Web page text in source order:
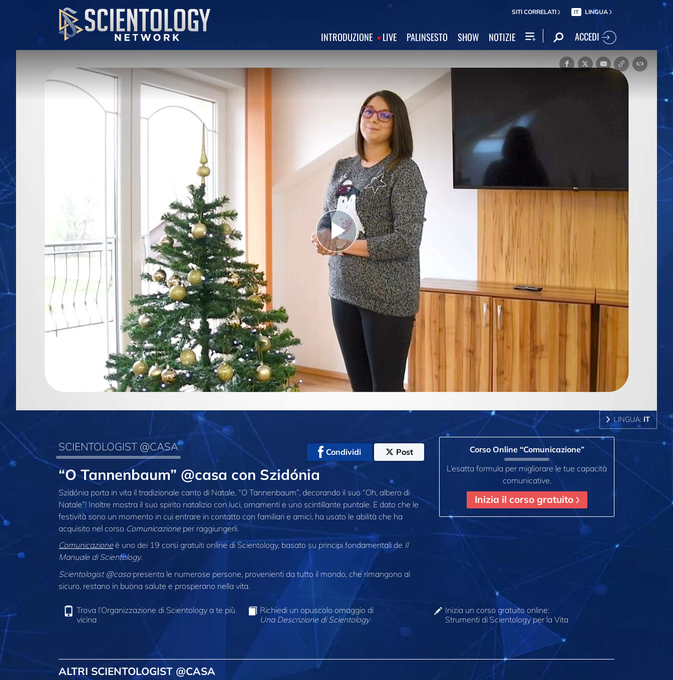
SITI CORRELATI IT LINGUA
INTRODUZIONE LIVE PALINSESTO SHOW NOTIZIE ACCEDI
Play
Video
LINGUA: IT
SCIENTOLOGIST @CASA Condividi Post
“O Tannenbaum” @casa con Szidónia
Szidónia porta in vita il tradizionale canto di Natale, “O Tannenbaum”, decorando il suo “Oh, albero di
Natale”! Inoltre mostra il suo spirito natalizio con luci, ornamenti e uno scintillante puntale. E dato che le
festività sono un momento in cui entrare in contatto con familiari e amici, ha usato le abilità che ha
acquisito nel corso Comunicazioneper raggiungerli.
Comunicazioneè uno dei 19 corsi gratuiti online di Scientology, basato su principi fondamentali de Il
Manuale di Scientology.
Scientologist @casapresenta le numerose persone, provenienti da tutto il mondo, che rimangono al
sicuro, restano in buona salute e prosperano nella vita.
Corso Online “Comunicazione”
L’esatta formula per migliorare le tue capacità
comunicative.
Inizia il corso gratuito
Trova l’Organizzazione di Scientology a te più
vicina
Richiedi un opuscolo omaggio di
Una Descrizione di Scientology
Inizia un corso gratuito online:
Strumenti di Scientology per la Vita
ALTRI SCIENTOLOGIST @CASA